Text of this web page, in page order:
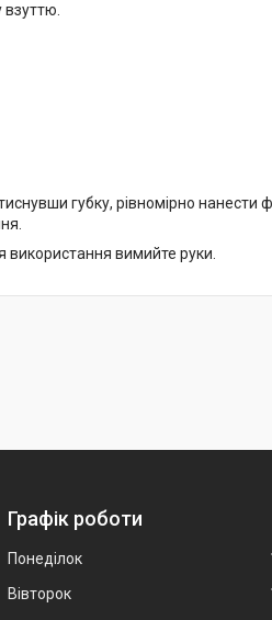
взуттю.
губку, рівномірно
використання вимийте руки.
Графік роботи
Понеділок
Вівторок